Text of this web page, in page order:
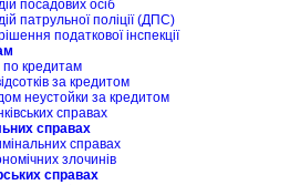
посадових осіб
патрульної поліції (ДПС)
податкової інспекції
по кредитам
за кредитом
неустойки за кредитом
справах
справах
справах
злочинів
справах